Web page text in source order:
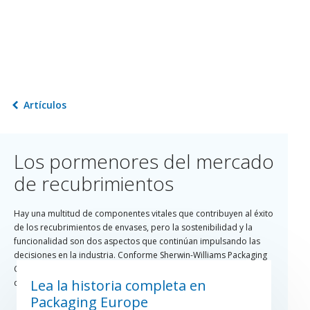
Artículos
Los pormenores del mercado
de recubrimientos
Hay una multitud de componentes vitales que contribuyen al éxito
de los recubrimientos de envases, pero la sostenibilidad y la
funcionalidad son dos aspectos que continúan impulsando las
decisiones en la industria. Conforme Sherwin-Williams Packaging
Coatings (anteriormente Valspar) escuchó las inquietudes de los
consumidores sobre los productos a base de BPA, la división
trabajó para desarrollar recubrimientos sin-BPA de última
Lea la historia completa en
Packaging Europe